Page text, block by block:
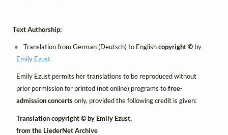
Text Authorship:
Translation from German (Deutsch) to Englishcopyright © by
Emily Ezust
Emily Ezust permits her translations to be reproduced without
prior permission for printed (not online) programs tofree-
admission concertsonly, provided the following credit is given:
Translation copyright © by Emily Ezust,
from the LiederNet Archive